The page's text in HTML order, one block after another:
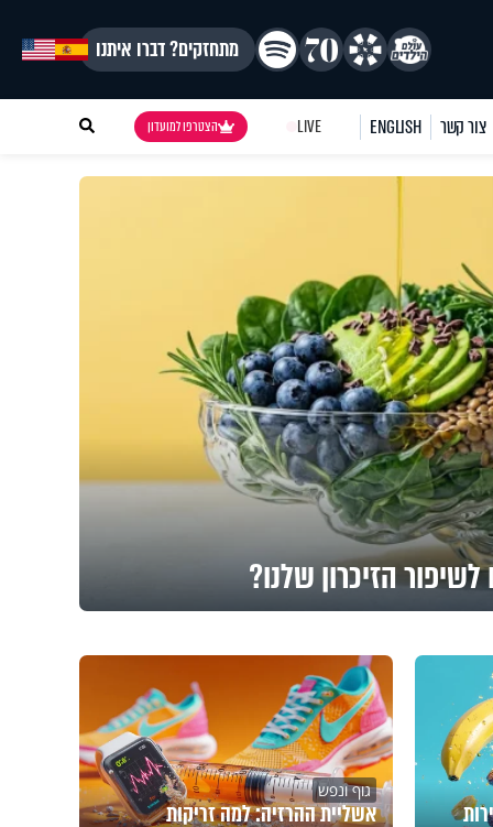
מתחזקים? דברו איתנו
צור קשר ENGLISH
LIVE הצטרפו למועדון
הזיכרון שלנו?
גוף ונפש
אשליית ההרזיה: למה זריקות